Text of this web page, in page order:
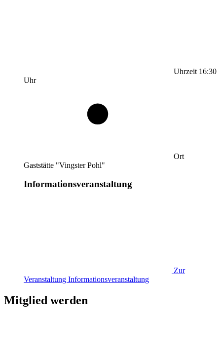
Uhrzeit 16:30
Uhr
Ort
Gaststätte "Vingster Pohl"
Informationsveranstaltung
Zur
Veranstaltung Informationsveranstaltung
Mitglied werden